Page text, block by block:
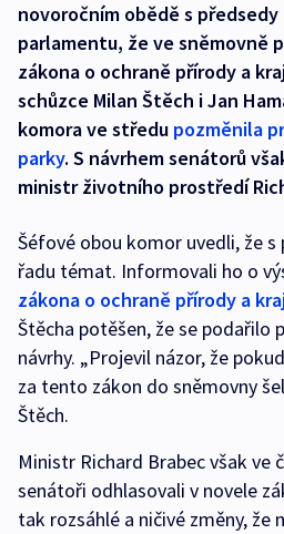
novoročním obědě s
parlamentu, že ve sněmovně
zákona o ochraně přírody a
schůzce Milan Štěch i Jan
komora ve středu pozměnila
parky. S návrhem senátorů
ministr životního prostředí
Šéfové obou komor uvedli, že
řadu témat. Informovali ho o
zákona o ochraně přírody a
Štěcha potěšen, že se podařilo
návrhy. „Projevil názor, že
za tento zákon do sněmovny
Štěch.
Ministr Richard Brabec však ve
senátoři odhlasovali v novele
tak rozsáhlé a ničivé změny, že